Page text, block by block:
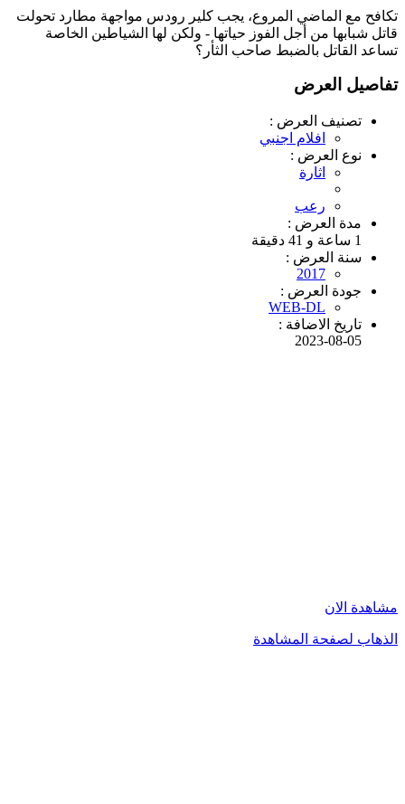
تكافح مع الماضي المروع، يجب كلير رودس مواجهة مطارد تحولت
قاتل شبابها من أجل الفوز حياتها - ولكن لها الشياطين الخاصة
تساعد القاتل بالضبط صاحب الثأر؟
تفاصيل العرض
تصنيف العرض :
افلام اجنبي
نوع العرض :
اثارة
رعب
مدة العرض :
1 ساعة و 41 دقيقة
سنة العرض :
2017
جودة العرض :
WEB-DL
تاريخ الاضافة :
2023-08-05
مشاهدة الان
الذهاب لصفحة المشاهدة